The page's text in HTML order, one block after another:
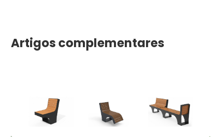
Artigos complementares